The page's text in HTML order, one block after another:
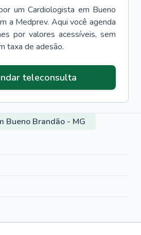
um Cardiologista em Bueno
a Medprev. Aqui você agenda
por valores acessíveis, sem
taxa de adesão.
teleconsulta
Bueno Brandão - MG